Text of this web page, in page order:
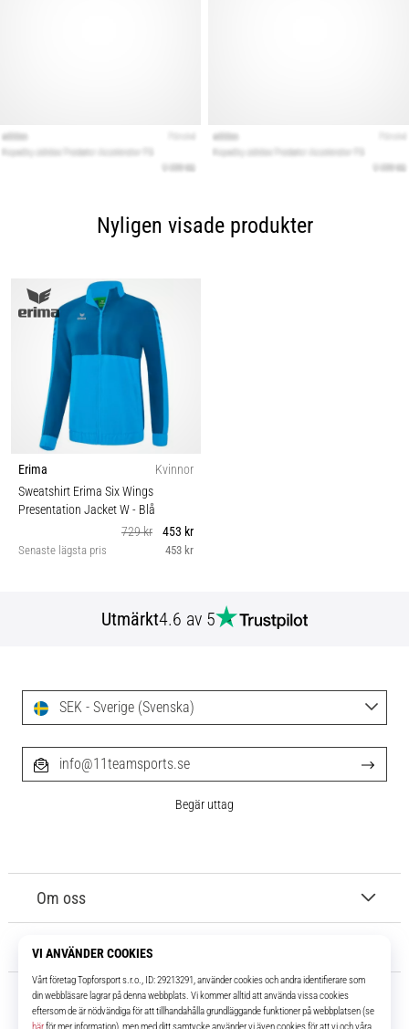
Nyligen visade produkter
Erima
Kvinnor
Sweatshirt Erima Six Wings
Presentation Jacket W- Blå
729 kr
453 kr
Senaste lägsta pris 453 kr
Utmärkt4.6 av 5
Om oss
Kundtjänst
SEK - Sverige (Svenska)
info@11teamsports.se
Begär uttag